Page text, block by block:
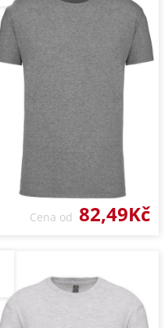
Cena od 82,49Kč